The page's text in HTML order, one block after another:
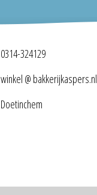
0314-324129
winkel @ bakkerijkaspers.nl
Doetinchem